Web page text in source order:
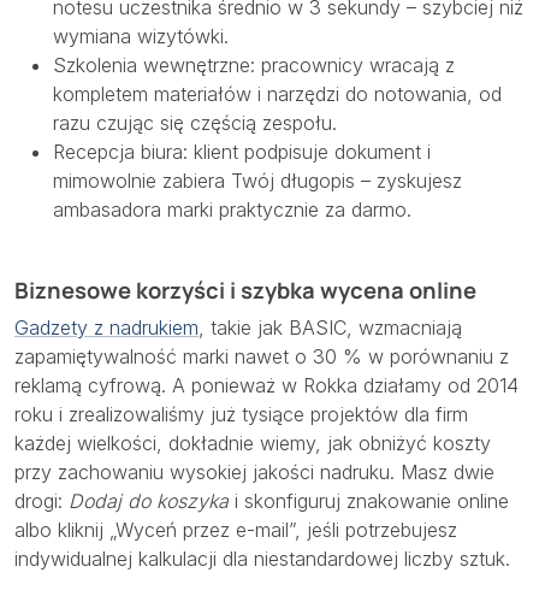
notesu uczestnika średnio w 3 sekundy – szybciej niż
wymiana wizytówki.
Szkolenia wewnętrzne: pracownicy wracają z
kompletem materiałów i narzędzi do notowania, od
razu czując się częścią zespołu.
Recepcja biura: klient podpisuje dokument i
mimowolnie zabiera Twój długopis – zyskujesz
ambasadora marki praktycznie za darmo.
Biznesowe korzyści i szybka wycena online
Gadzety z nadrukiem , takie jak BASIC, wzmacniają
zapamiętywalność marki nawet o 30 % w porównaniu z
reklamą cyfrową. A ponieważ w Rokka działamy od 2014
roku i zrealizowaliśmy już tysiące projektów dla firm
każdej wielkości, dokładnie wiemy, jak obniżyć koszty
przy zachowaniu wysokiej jakości nadruku. Masz dwie
drogi: Dodaj do koszyka i skonfiguruj znakowanie online
albo kliknij „Wyceń przez e-mail”, jeśli potrzebujesz
indywidualnej kalkulacji dla niestandardowej liczby sztuk.